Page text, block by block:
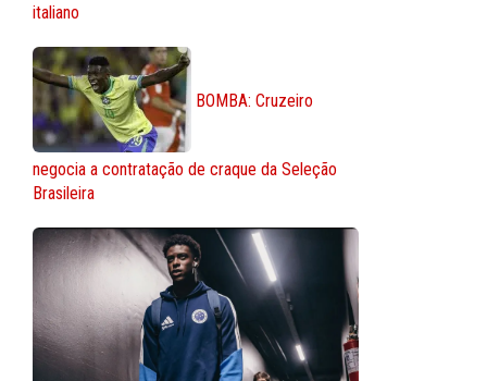
italiano
BOMBA: Cruzeiro
negocia a contratação de craque da Seleção
Brasileira